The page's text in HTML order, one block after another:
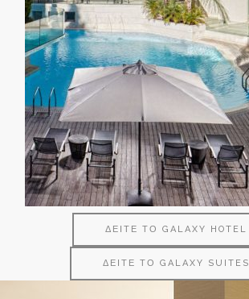
ΔΕΙΤΕ ΤΟ GALAXY HOTEL
ΔΕΙΤΕ ΤΟ GALAXY SUITES